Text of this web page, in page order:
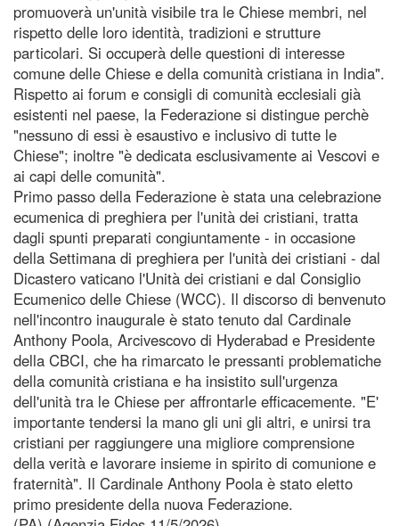
promuoverà un'unità visibile tra le Chiese membri, nel
rispetto delle loro identità, tradizioni e strutture
particolari. Si occuperà delle questioni di interesse
comune delle Chiese e della comunità cristiana in India".
Rispetto ai forum e consigli di comunità ecclesiali già
esistenti nel paese, la Federazione si distingue perchè
"nessuno di essi è esaustivo e inclusivo di tutte le
Chiese"; inoltre "è dedicata esclusivamente ai Vescovi e
ai capi delle comunità".
Primo passo della Federazione è stata una celebrazione
ecumenica di preghiera per l'unità dei cristiani, tratta
dagli spunti preparati congiuntamente - in occasione
della Settimana di preghiera per l'unità dei cristiani - dal
Dicastero vaticano l'Unità dei cristiani e dal Consiglio
Ecumenico delle Chiese (WCC). Il discorso di benvenuto
nell'incontro inaugurale è stato tenuto dal Cardinale
Anthony Poola, Arcivescovo di Hyderabad e Presidente
della CBCI, che ha rimarcato le pressanti problematiche
della comunità cristiana e ha insistito sull'urgenza
dell'unità tra le Chiese per affrontarle efficacemente. "E'
importante tendersi la mano gli uni gli altri, e unirsi tra
cristiani per raggiungere una migliore comprensione
della verità e lavorare insieme in spirito di comunione e
fraternità". Il Cardinale Anthony Poola è stato eletto
primo presidente della nuova Federazione.